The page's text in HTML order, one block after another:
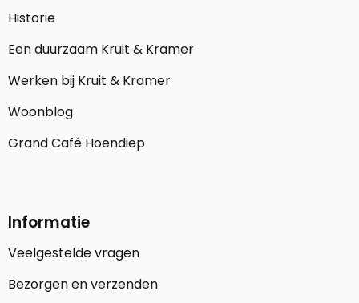
Historie
Een duurzaam Kruit & Kramer
Werken bij Kruit & Kramer
Woonblog
Grand Café Hoendiep
Informatie
Veelgestelde vragen
Bezorgen en verzenden